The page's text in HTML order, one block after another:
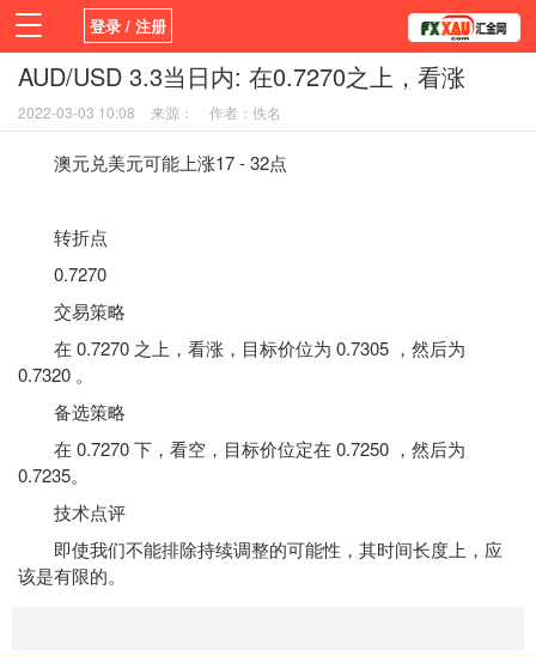
登录 / 注册
首页 新闻 观点 货币
平台
指标EA 书籍
AUD/USD 3.3当日内: 在0.7270之上，看涨
2022-03-03 10:08 来源： 作者：佚名
澳元兑美元可能上涨17 - 32点
转折点
0.7270
交易策略
在 0.7270 之上，看涨，目标价位为 0.7305 ，然后为
0.7320 。
备选策略
在 0.7270 下，看空，目标价位定在 0.7250 ，然后为
0.7235。
技术点评
即使我们不能排除持续调整的可能性，其时间长度上，应
该是有限的。